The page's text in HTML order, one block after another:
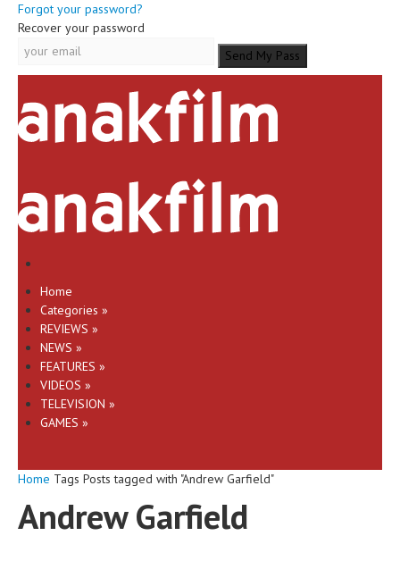
Forgot your password?
Recover your password
Home
Categories »
REVIEWS »
NEWS »
FEATURES »
VIDEOS »
TELEVISION »
GAMES »
Home Tags Posts tagged with "Andrew Garfield"
Andrew Garfield